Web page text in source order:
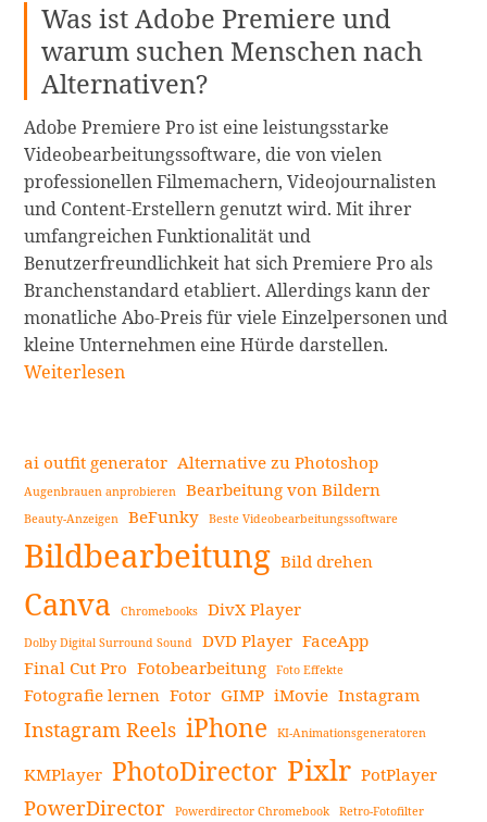
Was ist Adobe Premiere und
warum suchen Menschen nach
Alternativen?
Adobe Premiere Pro ist eine leistungsstarke
Videobearbeitungssoftware, die von vielen
professionellen Filmemachern, Videojournalisten
und Content-Erstellern genutzt wird. Mit ihrer
umfangreichen Funktionalität und
Benutzerfreundlichkeit hat sich Premiere Pro als
Branchenstandard etabliert. Allerdings kann der
monatliche Abo-Preis für viele Einzelpersonen und
kleine Unternehmen eine Hürde darstellen.
Weiterlesen
Seitenleiste
ai outfit generator Alternative zu Photoshop
Augenbrauen anprobieren Bearbeitung von Bildern
Beauty-Anzeigen BeFunky Beste Videobearbeitungssoftware
Bildbearbeitung Bild drehen
Canva Chromebooks DivX Player
Dolby Digital Surround Sound DVD Player FaceApp
Final Cut Pro Fotobearbeitung Foto Effekte
Fotografie lernen Fotor GIMP iMovie Instagram
Instagram Reels iPhone KI-Animationsgeneratoren
KMPlayer PhotoDirector Pixlr PotPlayer
PowerDirector Powerdirector Chromebook Retro-Fotofilter